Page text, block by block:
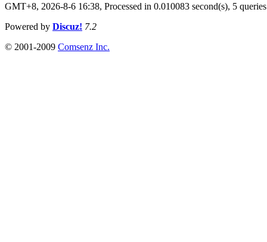
GMT+8, 2026-8-6 16:38, Processed in 0.010083 second(s), 5 queries
Powered by Discuz! 7.2
© 2001-2009 Comsenz Inc.